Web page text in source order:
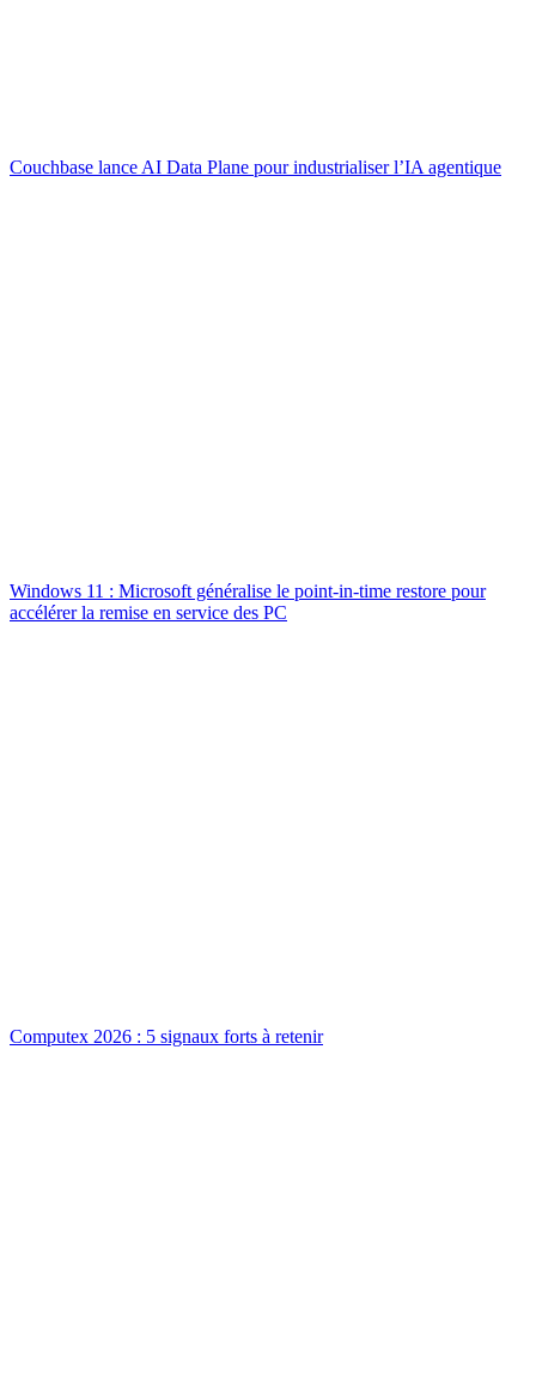
Couchbase lance AI Data Plane pour industrialiser l’IA agentique
Windows 11 : Microsoft généralise le point-in-time restore pour
accélérer la remise en service des PC
Computex 2026 : 5 signaux forts à retenir